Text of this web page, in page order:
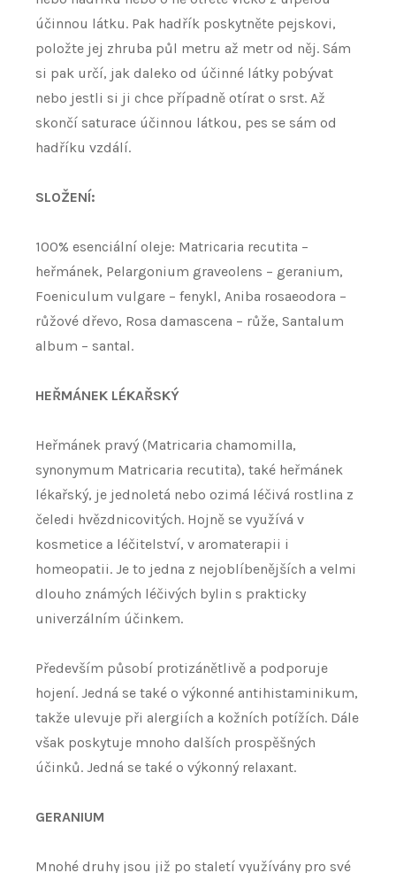
účinnou látku. Pak hadřík poskytněte pejskovi,
položte jej zhruba půl metru až metr od něj. Sám
si pak určí, jak daleko od účinné látky pobývat
nebo jestli si ji chce případně otírat o srst. Až
skončí saturace účinnou látkou, pes se sám od
hadříku vzdálí.
SLOŽENÍ:
100% esenciální oleje: Matricaria recutita –
heřmánek, Pelargonium graveolens – geranium,
Foeniculum vulgare – fenykl, Aniba rosaeodora –
růžové dřevo, Rosa damascena – růže, Santalum
album – santal.
HEŘMÁNEK LÉKAŘSKÝ
Heřmánek pravý (Matricaria chamomilla,
synonymum Matricaria recutita), také heřmánek
lékařský, je jednoletá nebo ozimá léčivá rostlina z
čeledi hvězdnicovitých. Hojně se využívá v
kosmetice a léčitelství, v aromaterapii i
homeopatii. Je to jedna z nejoblíbenějších a velmi
dlouho známých léčivých bylin s prakticky
univerzálním účinkem.
Především působí protizánětlivě a podporuje
hojení. Jedná se také o výkonné antihistaminikum,
takže ulevuje při alergiích a kožních potížích. Dále
však poskytuje mnoho dalších prospěšných
účinků. Jedná se také o výkonný relaxant.
GERANIUM
Mnohé druhy jsou již po staletí využívány pro své